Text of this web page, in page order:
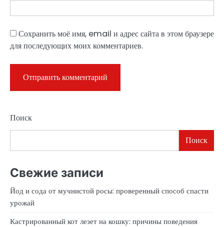
Сохранить моё имя, email и адрес сайта в этом браузере
для последующих моих комментариев.
Поиск
Поиск
Свежие записи
Йод и сода от мучнистой росы: проверенный способ спасти
урожай
Кастрированный кот лезет на кошку: причины поведения